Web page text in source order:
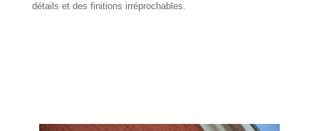
détails et des finitions irréprochables.